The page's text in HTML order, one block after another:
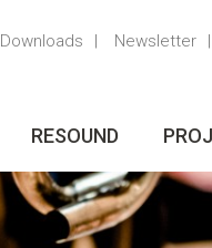
Downloads Newsletter
RESOUND